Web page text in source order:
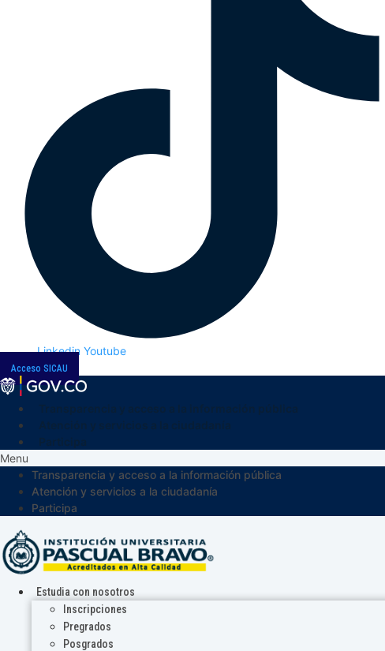
Linkedin Youtube
Acceso SICAU
Menu
Transparencia y acceso a la información pública
Atención y servicios a la ciudadanía
Participa
Estudia con nosotros
Inscripciones
Pregrados
Posgrados